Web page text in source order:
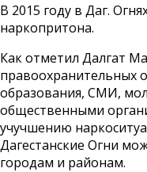
В 2015 году в Даг.
наркопритона.
Как отметил Далгат
правоохранительных
образования, СМИ,
общественными
учучшению
Дагестанские Огни
городам и районам.